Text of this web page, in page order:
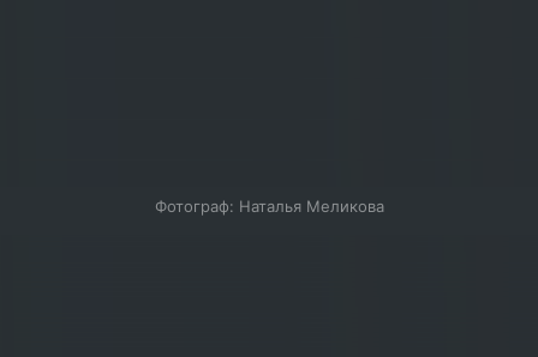
Фотограф: Наталья Меликова